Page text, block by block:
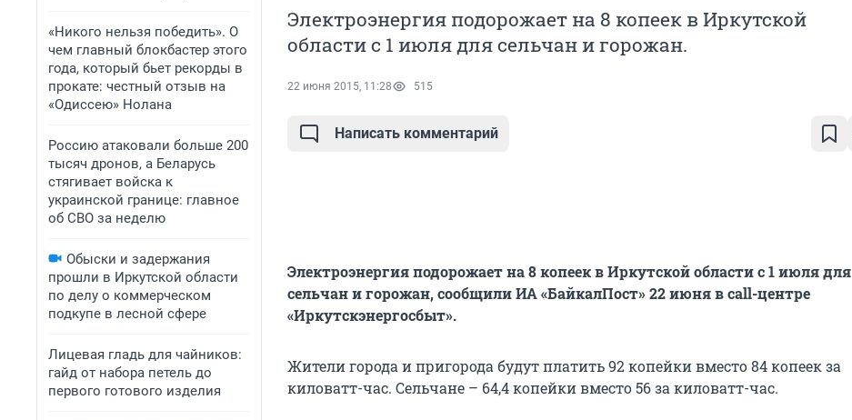
«Никого нельзя победить». О
чем главный блокбастер этого
года, который бьет рекорды в
прокате: честный отзыв на
«Одиссею» Нолана
Россию атаковали больше 200
тысяч дронов, а Беларусь
стягивает войска к
украинской границе: главное
об СВО за неделю
Обыски и задержания
прошли в Иркутской области
по делу о коммерческом
подкупе в лесной сфере
Лицевая гладь для чайников:
гайд от набора петель до
первого готового изделия
Электроэнергия подорожает на 8 копеек в Иркутской
области с 1 июля для сельчан и горожан.
22 июня 2015, 11:28 515
Написать комментарий
Электроэнергия подорожает на 8 копеек в Иркутской области с 1 июля для
сельчан и горожан, сообщили ИА «БайкалПост» 22 июня в сall-центре
«Иркутскэнергосбыт».
Жители города и пригорода будут платить 92 копейки вместо 84 копеек за
киловатт-час. Сельчане – 64,4 копейки вместо 56 за киловатт-час.